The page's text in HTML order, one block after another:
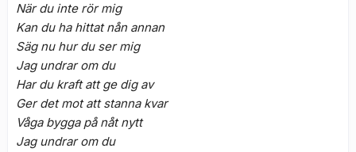
När du inte rör mig
Kan du ha hittat nån annan
Säg nu hur du ser mig
Jag undrar om du
Har du kraft att ge dig av
Ger det mot att stanna kvar
Våga bygga på nåt nytt
Jag undrar om du